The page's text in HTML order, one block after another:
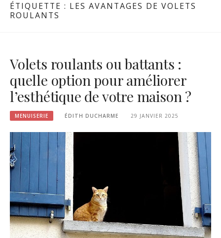
ÉTIQUETTE : LES AVANTAGES DE VOLETS
ROULANTS
Volets roulants ou battants :
quelle option pour améliorer
l’esthétique de votre maison ?
MENUISERIE ÉDITH DUCHARME 29 JANVIER 2025